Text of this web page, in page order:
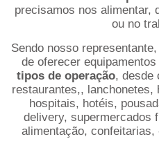
precisamos nos alimentar,
ou no
Sendo nosso
de oferecer
tipos de operação, desde
restaurantes,, lanchonetes,
hospitais, hotéis,
delivery, supermercados
alimentação,